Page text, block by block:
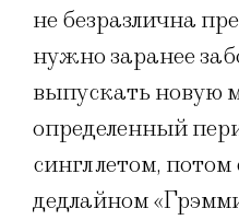
не безразлична
нужно заранее
выпускать новую
определенный
сингл летом,
дедлайном